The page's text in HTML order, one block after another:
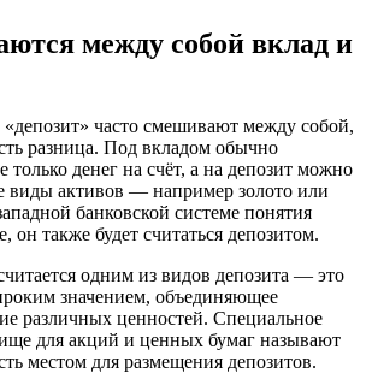
между собой вклад и
часто смешивают между собой,
разница. Под вкладом обычно
денег на счёт, а на депозит можно
виды активов — например золото или
банковской системе понятия
он также будет считаться депозитом.
одним из видов депозита — это
значением, объединяющее
различных ценностей. Специальное
для акций и ценных бумаг называют
местом для размещения депозитов.